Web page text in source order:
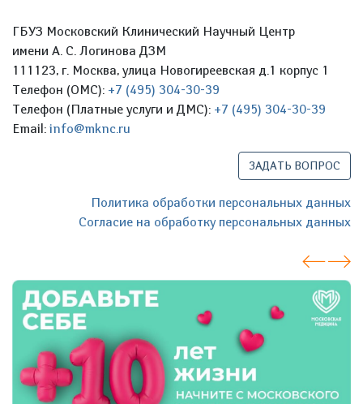
ГБУЗ Московский Клинический Научный Центр
имени А. С. Логинова ДЗМ
111123, г. Москва, улица Новогиреевская д.1 корпус 1
Телефон (ОМС): +7 (495) 304-30-39
Телефон (Платные услуги и ДМС): +7 (495) 304-30-39
Email: info@mknc.ru
ЗАДАТЬ ВОПРОС
Политика обработки персональных данных
Согласие на обработку персональных данных